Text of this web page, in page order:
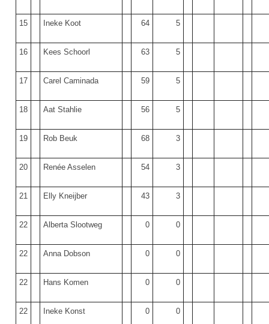
15 Ineke Koot 64 5
16 Kees Schoorl 63 5
17 Carel Caminada 59 5
18 Aat Stahlie 56 5
19 Rob Beuk 68 3
20 Renée Asselen 54 3
21 Elly Kneijber 43 3
22 Alberta Slootweg 0 0
22 Anna Dobson 0 0
22 Hans Komen 0 0
22 Ineke Konst 0 0